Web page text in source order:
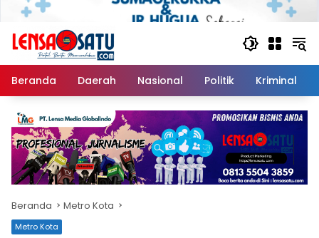
Beranda Daerah Nasional Politik Kriminal
Beranda Metro Kota
Metro Kota